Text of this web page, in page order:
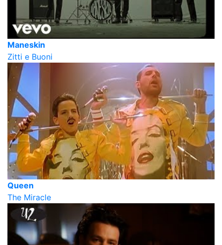
Maneskin
Zitti e Buoni
Queen
The Miracle